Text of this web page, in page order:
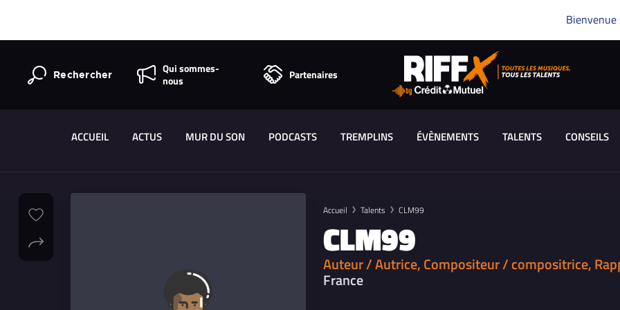
Bienvenue
Rechercher
Qui sommes-
nous
Partenaires
ACCUEIL ACTUS MUR DU SON PODCASTS TREMPLINS ÉVÈNEMENTS TALENTS CONSEILS
Accueil Talents CLM99
CLM99
Auteur / Autrice, Compositeur / compositrice,
France